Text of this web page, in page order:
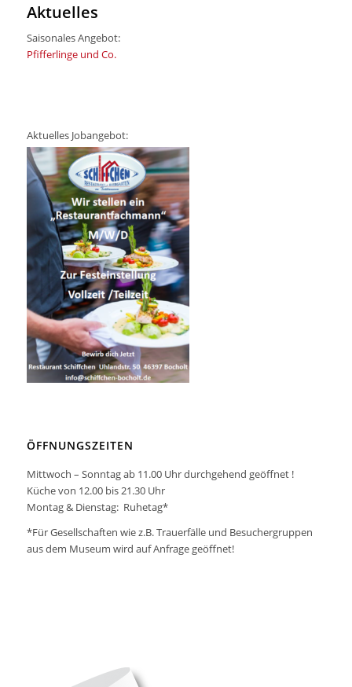
Aktuelles
Saisonales Angebot:
Pfifferlinge und Co.
Aktuelles Jobangebot:
ÖFFNUNGSZEITEN
Mittwoch – Sonntag ab 11.00 Uhr durchgehend geöffnet !
Küche von 12.00 bis 21.30 Uhr
Montag & Dienstag: Ruhetag*
*Für Gesellschaften wie z.B. Trauerfälle und Besuchergruppen
aus dem Museum wird auf Anfrage geöffnet!